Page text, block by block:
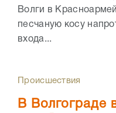
Волги в
песчаную косу
входа...
Происшествия
В Волгограде